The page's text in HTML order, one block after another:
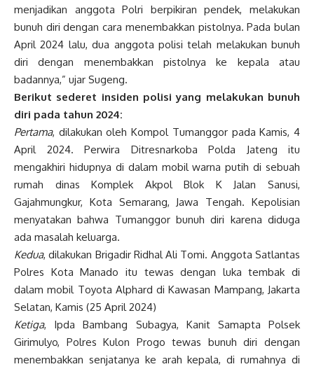
menjadikan anggota Polri berpikiran pendek, melakukan
bunuh diri dengan cara menembakkan pistolnya. Pada bulan
April 2024 lalu, dua anggota polisi telah melakukan bunuh
diri dengan menembakkan pistolnya ke kepala atau
badannya,” ujar Sugeng.
Berikut sederet insiden polisi yang melakukan bunuh
diri pada tahun 2024:
Pertama, dilakukan oleh Kompol Tumanggor pada Kamis, 4
April 2024. Perwira Ditresnarkoba Polda Jateng itu
mengakhiri hidupnya di dalam mobil warna putih di sebuah
rumah dinas Komplek Akpol Blok K Jalan Sanusi,
Gajahmungkur, Kota Semarang, Jawa Tengah. Kepolisian
menyatakan bahwa Tumanggor bunuh diri karena diduga
ada masalah keluarga.
Kedua, dilakukan Brigadir Ridhal Ali Tomi. Anggota Satlantas
Polres Kota Manado itu tewas dengan luka tembak di
dalam mobil Toyota Alphard di Kawasan Mampang, Jakarta
Selatan, Kamis (25 April 2024)
Ketiga, Ipda Bambang Subagya, Kanit Samapta Polsek
Girimulyo, Polres Kulon Progo tewas bunuh diri dengan
menembakkan senjatanya ke arah kepala, di rumahnya di